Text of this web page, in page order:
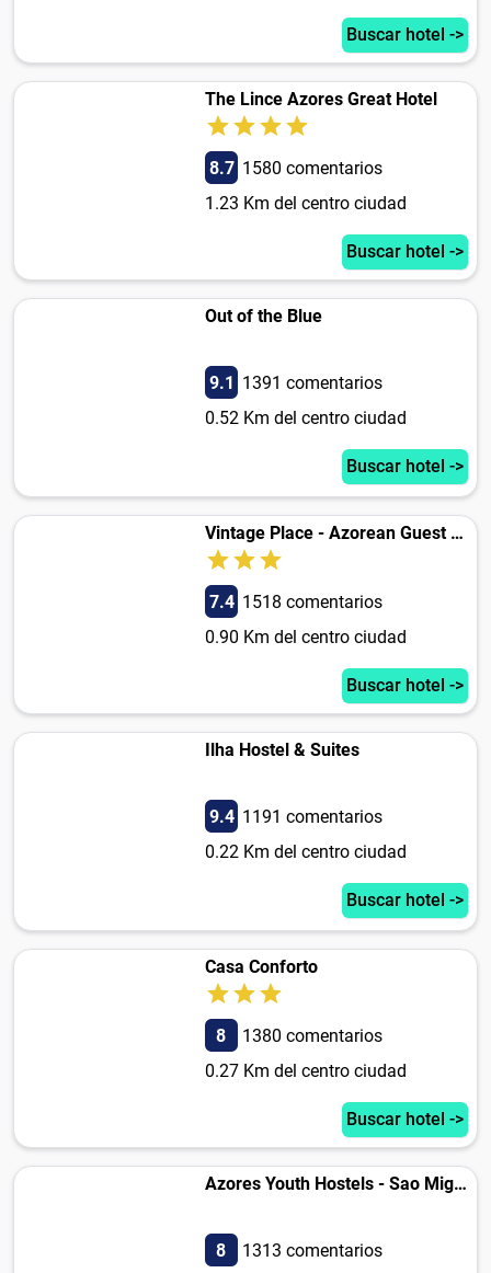
Buscar hotel ->
The Lince Azores Great Hotel
8.7 1580 comentarios
1.23 Km del centro ciudad
Buscar hotel ->
Out of the Blue
9.1 1391 comentarios
0.52 Km del centro ciudad
Buscar hotel ->
Vintage Place - Azorean Guest House
7.4 1518 comentarios
0.90 Km del centro ciudad
Buscar hotel ->
Ilha Hostel & Suites
9.4 1191 comentarios
0.22 Km del centro ciudad
Buscar hotel ->
Casa Conforto
8
1380 comentarios
0.27 Km del centro ciudad
Buscar hotel ->
Azores Youth Hostels - Sao Miguel
8
1313 comentarios